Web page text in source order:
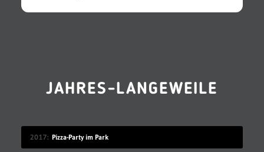
JAHRES-LANGEWEILE
2017 Pizza-Party im Park